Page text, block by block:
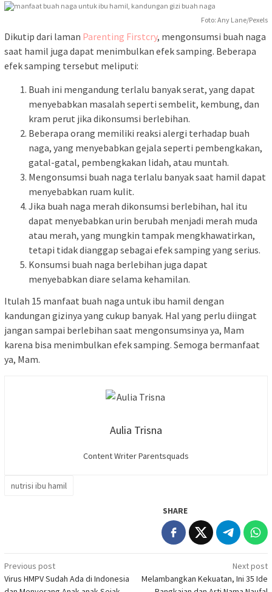
Foto: Any Lane/Pexels
Dikutip dari laman Parenting Firstcry, mengonsumsi buah naga
saat hamil juga dapat menimbulkan efek samping. Beberapa
efek samping tersebut meliputi:
Buah ini mengandung terlalu banyak serat, yang dapat
menyebabkan masalah seperti sembelit, kembung, dan
kram perut jika dikonsumsi berlebihan.
Beberapa orang memiliki reaksi alergi terhadap buah
naga, yang menyebabkan gejala seperti pembengkakan,
gatal-gatal, pembengkakan lidah, atau muntah.
Mengonsumsi buah naga terlalu banyak saat hamil dapat
menyebabkan ruam kulit.
Jika buah naga merah dikonsumsi berlebihan, hal itu
dapat menyebabkan urin berubah menjadi merah muda
atau merah, yang mungkin tampak mengkhawatirkan,
tetapi tidak dianggap sebagai efek samping yang serius.
Konsumsi buah naga berlebihan juga dapat
menyebabkan diare selama kehamilan.
Itulah 15 manfaat buah naga untuk ibu hamil dengan
kandungan gizinya yang cukup banyak. Hal yang perlu diingat
jangan sampai berlebihan saat mengonsumsinya ya, Mam
karena bisa menimbulkan efek samping. Semoga bermanfaat
ya, Mam.
Aulia Trisna
Content Writer Parentsquads
nutrisi ibu hamil
SHARE
Post
navigation
Previous post
Virus HMPV Sudah Ada di Indonesia
Next post
Melambangkan Kekuatan, Ini 35 Ide